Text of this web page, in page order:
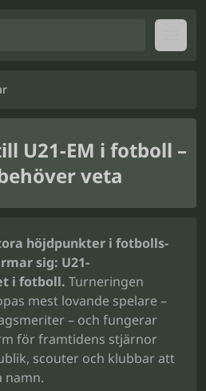
U21-EM i fotboll –
veta
höjdpunkter i fotbolls-
sig: U21-
i fotboll. Turneringen
mest lovande spelare –
– och fungerar
för framtidens stjärnor
scouter och klubbar att
namn.